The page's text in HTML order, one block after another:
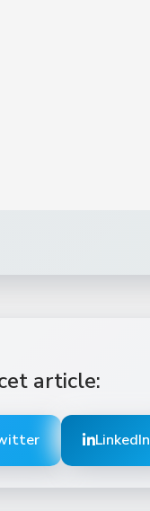
article:
LinkedIn